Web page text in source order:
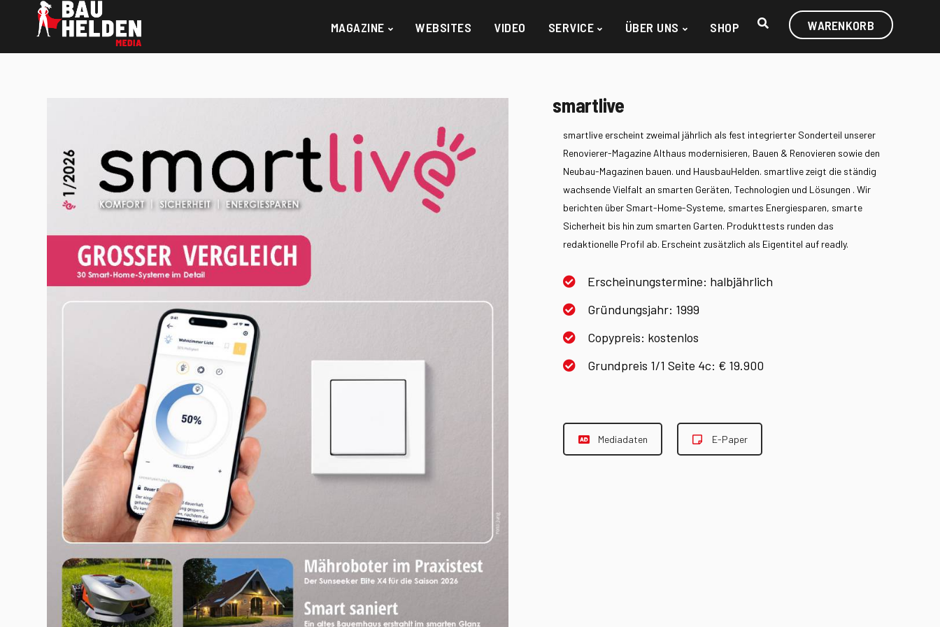
MAGAZINE WEBSITES VIDEO SERVICE ÜBER UNS SHOP WARENKORB
smartlive
smartlive erscheint zweimal jährlich als fest integrierter Sonderteil unserer
Renovierer-Magazine Althaus modernisieren, Bauen & Renovieren sowie den
Neubau-Magazinen bauen. und HausbauHelden. smartlive zeigt die ständig
wachsende Vielfalt an smarten Geräten, Technologien und Lösungen . Wir
berichten über Smart-Home-Systeme, smartes Energiesparen, smarte
Sicherheit bis hin zum smarten Garten. Produkttests runden das
redaktionelle Profil ab. Erscheint zusätzlich als Eigentitel auf readly.
Erscheinungstermine: halbjährlich
Gründungsjahr: 1999
Copypreis: kostenlos
Grundpreis 1/1 Seite 4c: € 19.900
Mediadaten E-Paper